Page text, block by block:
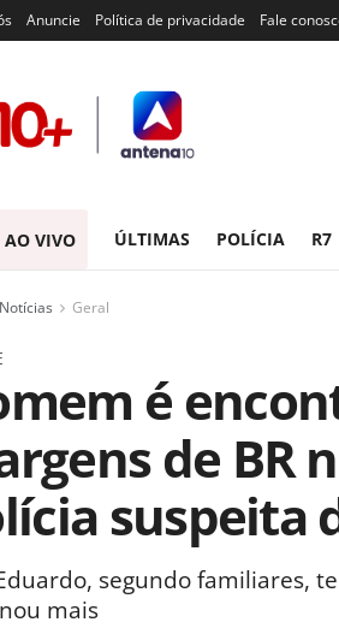
Anuncie Política de privacidade Fale
AO VIVO ÚLTIMAS POLÍCIA R7
Notícias Geral
é
de BR
suspeita
segundo familiares,
mais